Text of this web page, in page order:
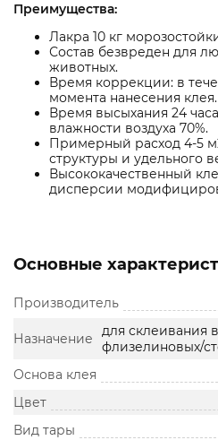
Преимущества:
Лакра 10 кг
Состав безвреден для
животных.
Время коррекции: в
момента нанесения клея.
Время высыхания 24
влажности воздуха 70%.
Примерный расход 4-5
структуры и удельного
Высококачественный
дисперсии
Основные
Производитель
Назначение
для склеивания
флизелиновых/
Основа клея
Цвет
Вид тары